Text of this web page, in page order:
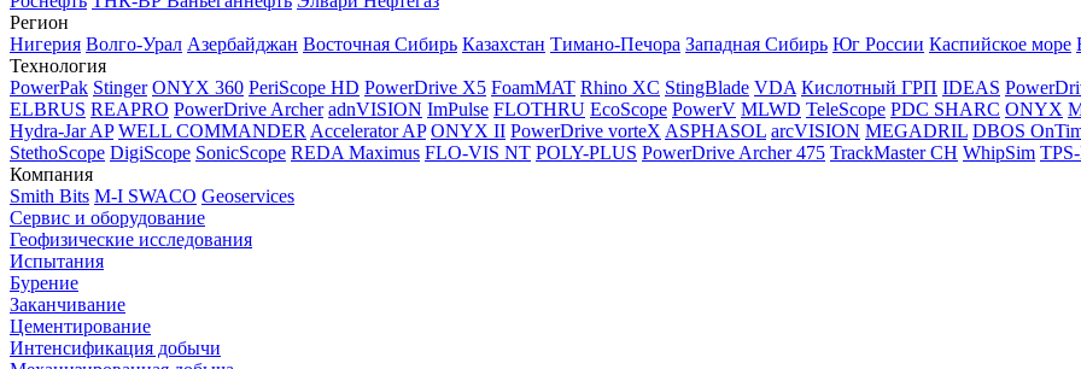
Регион
Нигерия Волго-Урал Азербайджан Восточная Сибирь Казахстан Тимано-Печора Западная Сибирь Юг России Каспийское море
Технология
PowerPak Stinger ONYX 360 PeriScope HD PowerDrive X5 FoamMAT Rhino XC StingBlade VDA Кислотный ГРП IDEAS
ELBRUS REAPRO PowerDrive Archer adnVISION ImPulse FLOTHRU EcoScope PowerV MLWD TeleScope PDC SHARC ONYX
Hydra-Jar AP WELL COMMANDER Accelerator AP ONYX II PowerDrive vorteX ASPHASOL arcVISION MEGADRIL DBOS
StethoScope DigiScope SonicScope REDA Maximus FLO-VIS NT POLY-PLUS PowerDrive Archer 475 TrackMaster CH WhipSim
Компания
Smith Bits M-I SWACO Geoservices
Сервис и оборудование
Геофизические исследования
Испытания
Бурение
Заканчивание
Цементирование
Интенсификация добычи